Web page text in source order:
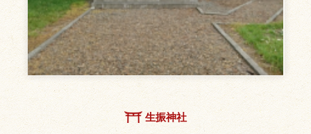
生振神社